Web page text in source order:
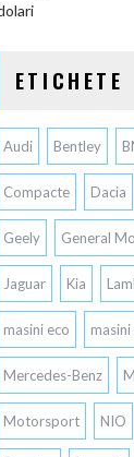
ETICHETE
Audi Bentley
Compacte Dacia
Geely General
Jaguar Kia
masini eco
Mercedes-Benz
Motorsport NIO